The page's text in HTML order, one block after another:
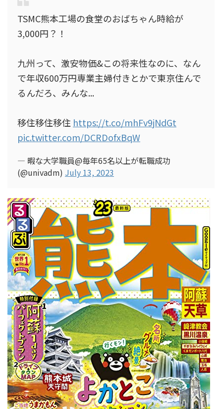
TSMC熊本工場の食堂のおばちゃん時給が
3,000円？！
九州って、激安物価&この将来性なのに、なん
で年収600万円専業主婦付きとかで東京住んで
るんだろ、みんな...
移住移住移住 https://t.co/mhFv9jNdGt
pic.twitter.com/DCRDofxBqW
— 暇な大学職員@毎年65名以上が転職成功
(@univadm) July 13, 2023